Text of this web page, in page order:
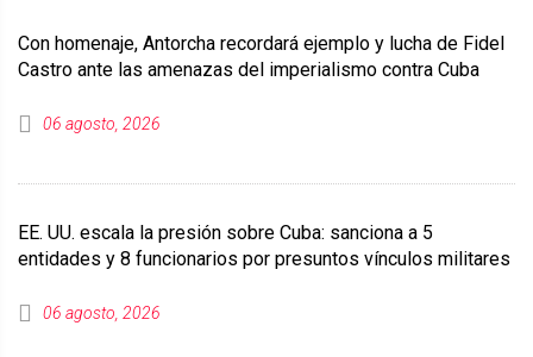
Con homenaje, Antorcha recordará ejemplo y lucha de Fidel
Castro ante las amenazas del imperialismo contra Cuba
06 agosto, 2026
EE. UU. escala la presión sobre Cuba: sanciona a 5
entidades y 8 funcionarios por presuntos vínculos militares
06 agosto, 2026